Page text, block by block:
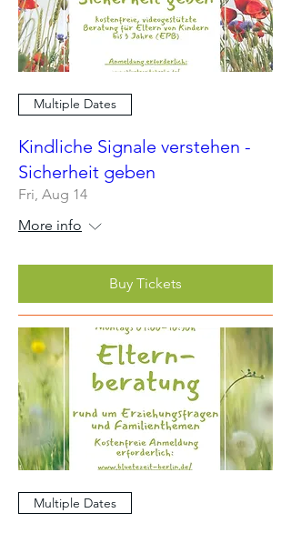
Multiple Dates
Kindliche Signale verstehen -
Sicherheit geben
Fri, Aug 14
More info
Buy Tickets
Multiple Dates